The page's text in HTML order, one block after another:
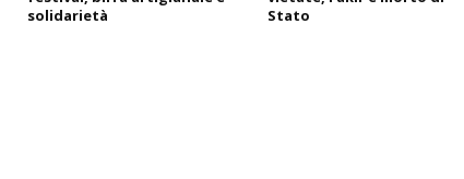
solidarietà
Stato